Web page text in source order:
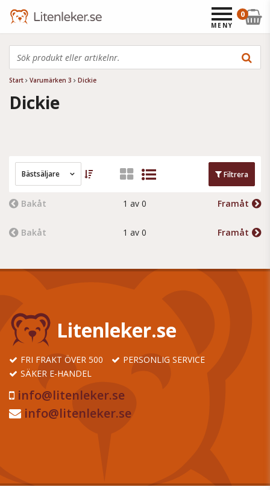
Start Varumärken 3 Dickie
Dickie
Bästsäljare Filtrera
Bakåt 1 av 0 Framåt
Bakåt 1 av 0 Framåt
Litenleker.se
FRI FRAKT ÖVER 500
PERSONLIG SERVICE
SÄKER E-HANDEL
info@litenleker.se
info@litenleker.se
0
MENY